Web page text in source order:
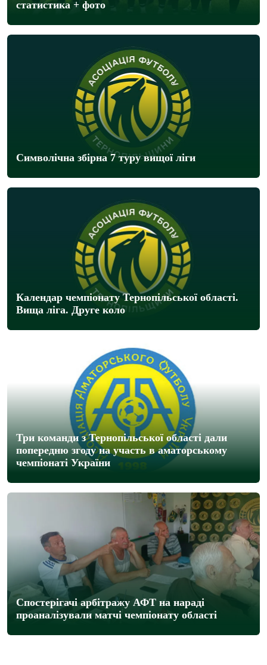
статистика + фото
Символічна збірна 7 туру вищої ліги
Календар чемпіонату Тернопільської області.
Вища ліга. Друге коло
Три команди з Тернопільської області дали
попередню згоду на участь в аматорському
чемпіонаті України
Спостерігачі арбітражу АФТ на нараді
проаналізували матчі чемпіонату області